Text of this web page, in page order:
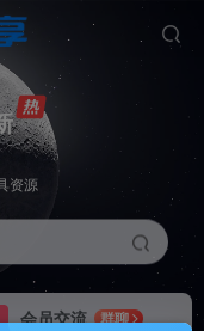
资源
会员交流
群聊